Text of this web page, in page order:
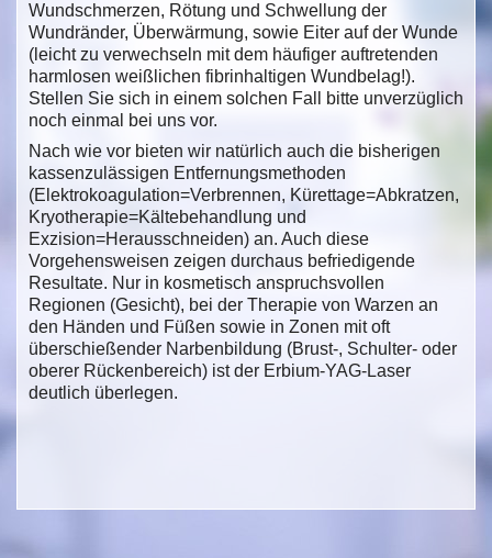
Wundschmerzen, Rötung und Schwellung der
Wundränder, Überwärmung, sowie Eiter auf der Wunde
(leicht zu verwechseln mit dem häufiger auftretenden
harmlosen weißlichen fibrinhaltigen Wundbelag!).
Stellen Sie sich in einem solchen Fall bitte unverzüglich
noch einmal bei uns vor.
Nach wie vor bieten wir natürlich auch die bisherigen
kassenzulässigen Entfernungsmethoden
(Elektrokoagulation=Verbrennen, Kürettage=Abkratzen,
Kryotherapie=Kältebehandlung und
Exzision=Herausschneiden) an. Auch diese
Vorgehensweisen zeigen durchaus befriedigende
Resultate. Nur in kosmetisch anspruchsvollen
Regionen (Gesicht), bei der Therapie von Warzen an
den Händen und Füßen sowie in Zonen mit oft
überschießender Narbenbildung (Brust-, Schulter- oder
oberer Rückenbereich) ist der Erbium-YAG-Laser
deutlich überlegen.